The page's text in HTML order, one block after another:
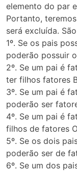
elemento do par
Portanto,
será excluída.
1º. Se os pais
poderão possuir
2º. Se um pai é
ter filhos fatores
3º. Se um pai é
poderão ser
4º. Se um pai é
filhos de fatores
5º. Se os dois
poderão ser de
6º. Se um dos